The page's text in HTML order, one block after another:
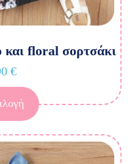
και floral σορτσάκι
€